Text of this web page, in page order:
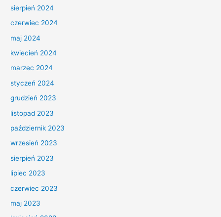
sierpień 2024
czerwiec 2024
maj 2024
kwiecień 2024
marzec 2024
styczeń 2024
grudzień 2023
listopad 2023
październik 2023
wrzesień 2023
sierpień 2023
lipiec 2023
czerwiec 2023
maj 2023